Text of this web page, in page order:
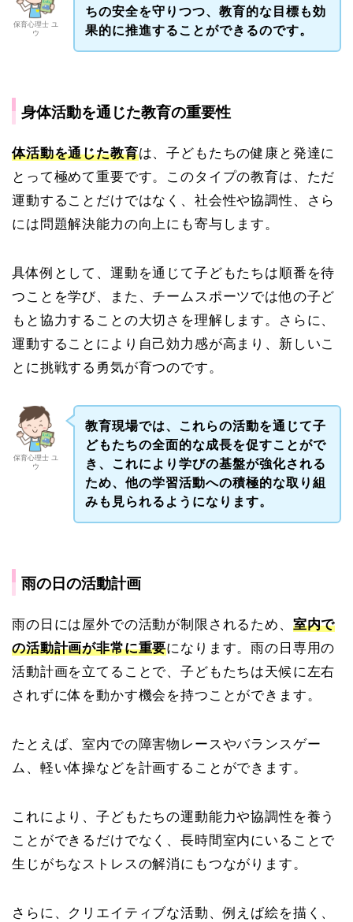
保育心理士 ユ
ウ
ちの安全を守りつつ、教育的な目標も効
果的に推進することができるのです。
身体活動を通じた教育の重要性
体活動を通じた教育は、子どもたちの健康と発達に
とって極めて重要です。このタイプの教育は、ただ
運動することだけではなく、社会性や協調性、さら
には問題解決能力の向上にも寄与します。
具体例として、運動を通じて子どもたちは順番を待
つことを学び、また、チームスポーツでは他の子ど
もと協力することの大切さを理解します。さらに、
運動することにより自己効力感が高まり、新しいこ
とに挑戦する勇気が育つのです。
保育心理士 ユ
ウ
教育現場では、これらの活動を通じて子
どもたちの全面的な成長を促すことがで
き、これにより学びの基盤が強化される
ため、他の学習活動への積極的な取り組
みも見られるようになります。
雨の日の活動計画
雨の日には屋外での活動が制限されるため、 室内で
の活動計画が非常に重要になります。雨の日専用の
活動計画を立てることで、子どもたちは天候に左右
されずに体を動かす機会を持つことができます。
たとえば、室内での障害物レースやバランスゲー
ム、軽い体操などを計画することができます。
これにより、子どもたちの運動能力や協調性を養う
ことができるだけでなく、長時間室内にいることで
生じがちなストレスの解消にもつながります。
さらに、クリエイティブな活動、例えば絵を描く、